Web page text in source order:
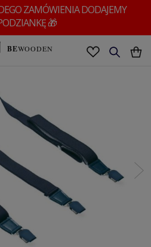
ZAMÓWIENIA DODAJEMY
🎁
BEWOODEN